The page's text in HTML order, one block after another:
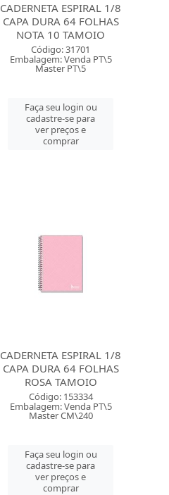
CADERNETA ESPIRAL 1/8
CAPA DURA 64 FOLHAS
NOTA 10 TAMOIO
Código: 31701
Embalagem: Venda PT\5
Master PT\5
Faça seu login ou
cadastre-se para
ver preços e
comprar
CADERNETA ESPIRAL 1/8
CAPA DURA 64 FOLHAS
ROSA TAMOIO
Código: 153334
Embalagem: Venda PT\5
Master CM\240
Faça seu login ou
cadastre-se para
ver preços e
comprar